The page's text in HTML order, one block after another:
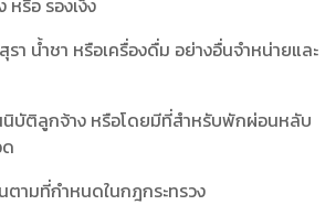
หรือ รองเง็ง
า น้ำชา หรือเครื่องดื่ม อย่างอื่นจำหน่ายและ
นิบัติลูกจ้าง หรือโดยมีที่สำหรับพักผ่อนหลับ
ามที่กำหนดในกฎกระทรวง